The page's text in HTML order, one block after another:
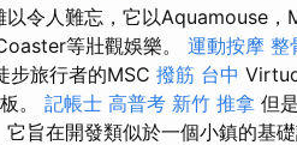
以令人難忘，它以Aquamouse
等壯觀娛樂。 運動按摩 整
步旅行者的MSC 撥筋 台中
。 記帳士 高普考 新竹 推拿 但
旨在開發類似於一個小鎮的基